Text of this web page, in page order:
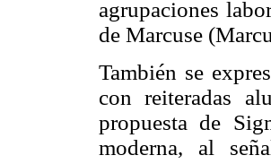
agrupaciones
de Marcuse
También se
con reiteradas
propuesta de
moderna, al